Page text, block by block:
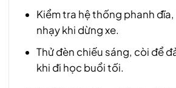
Kiểm tra hệ thống phanh
nhạy khi dừng xe.
Thử đèn chiếu sáng, còi để
khi đi học buổi tối.